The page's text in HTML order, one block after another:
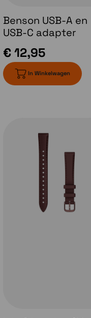
gedurende de
lichaam
activiteiten of
komen met een
tips voor hoe
verschillende
hartslag, stress,
Benson USB-A en
USB-C adapter
€ 12,95
In Winkelwagen